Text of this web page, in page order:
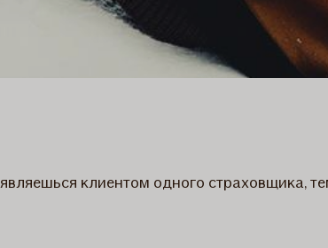
клиентом одного страховщика,